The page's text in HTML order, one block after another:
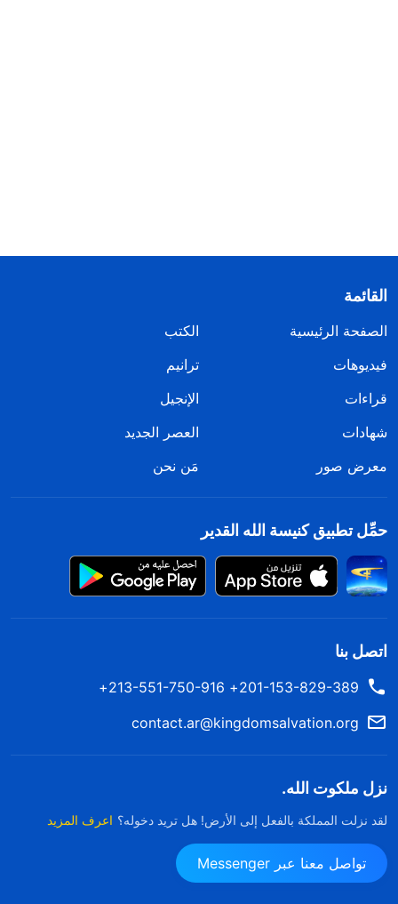
القائمة
الصفحة الرئيسية
الكتب
فيديوهات
ترانيم
قراءات
الإنجيل
شهادات
العصر الجديد
معرض صور
مَن نحن
حمِّل تطبيق كنيسة الله القدير
اتصل بنا
201-153-829-389+ 213-551-750-916+
contact.ar@kingdomsalvation.org
نزل ملكوت الله.
لقد نزلت المملكة بالفعل إلى الأرض! هل تريد دخوله؟ اعرف المزيد
تواصل معنا عبر Messenger